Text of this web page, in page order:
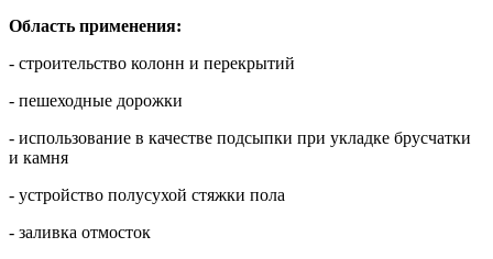
Область применения:
- строительство колонн и перекрытий
- пешеходные дорожки
- использование в качестве подсыпки при укладке брусчатки
и камня
- устройство полусухой стяжки пола
- заливка отмосток